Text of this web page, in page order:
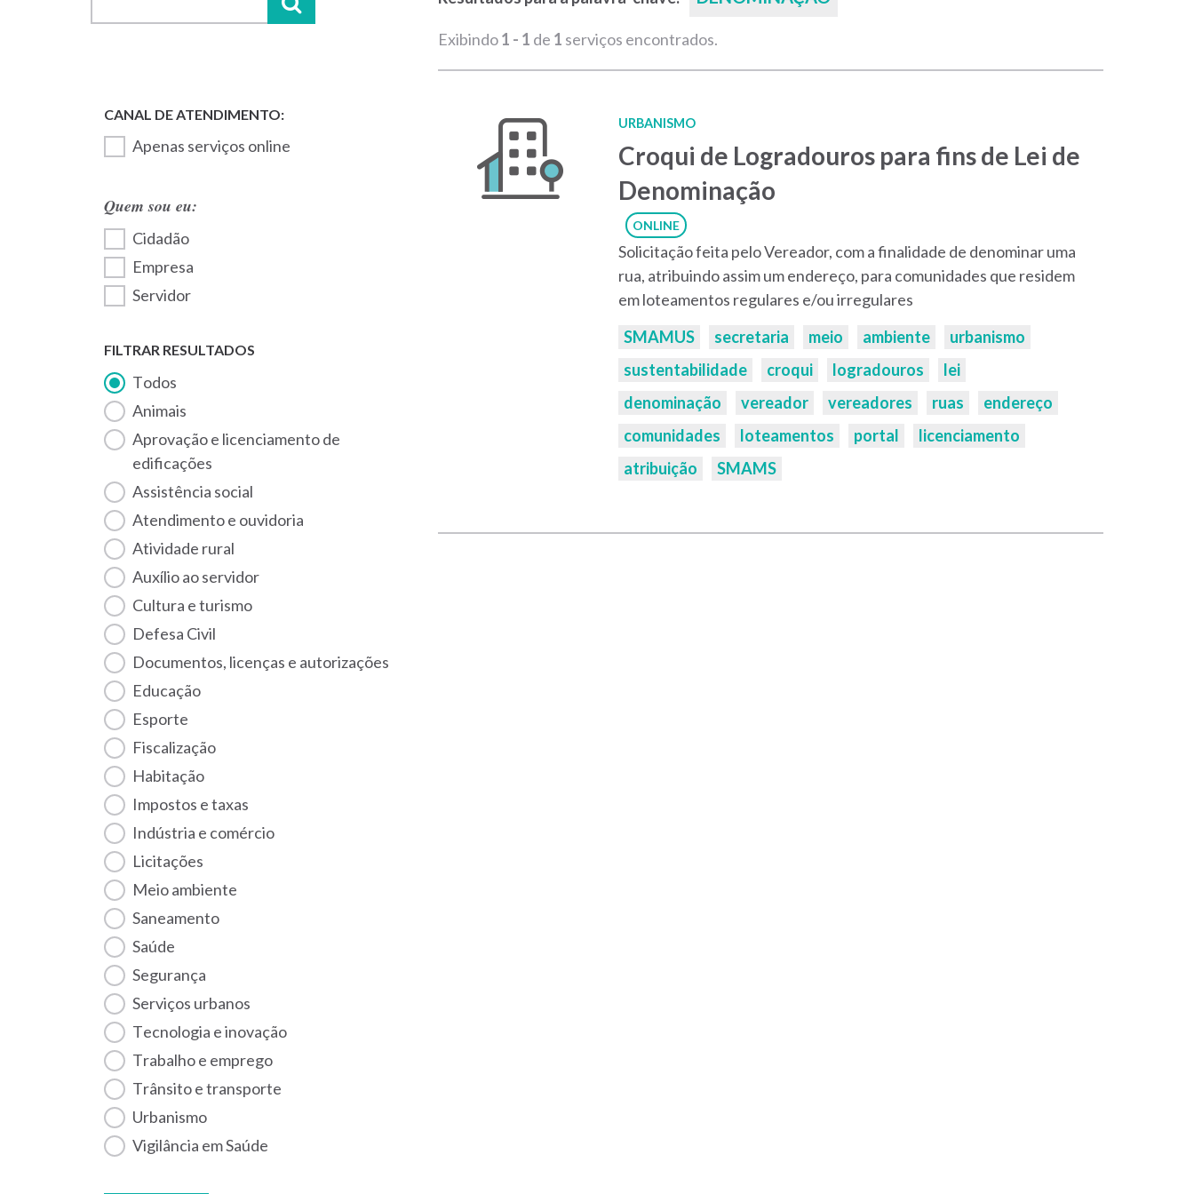
Apenas serviços online
Quem sou eu:
Cidadão
Empresa
Servidor
FILTRAR RESULTADOS
Todos
Animais
Aprovação e licenciamento de
edificações
Assistência social
Atendimento e ouvidoria
Atividade rural
Auxílio ao servidor
Cultura e turismo
Defesa Civil
Documentos, licenças e autorizações
Educação
Esporte
Fiscalização
habitação
Impostos e taxas
Indústria e comércio
Licitações
Meio ambiente
Saneamento
Saúde
Segurança
Serviços urbanos
Tecnologia e inovação
Trabalho e emprego
Trânsito e transporte
Urbanismo
Vigilância em Saúde
Exibindo1 - 1 de 1 serviços encontrados.
URBANISMO
Croqui de Logradouros para fins de Lei de
Denominação
ONLINE
Solicitação feita pelo Vereador, com a finalidade de denominar uma
rua, atribuindo assim um endereço, para comunidades que residem
em loteamentos regulares e/ou irregulares
Palavras-
chaves:
SMAMUS secretaria meio ambiente
urbanismo
sustentabilidade
croqui logradouros
lei
denominação
vereador vereadores ruas
endereço
comunidades
loteamentos portal
licenciamento
atribuição
SMAMS